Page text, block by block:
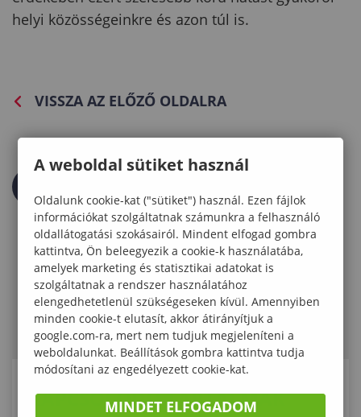
helyi közösségeinkre és azon túl is.
VISSZA AZ ELŐZŐ OLDALRA
KAPCSOLÓDÓ TARTALMAK
A weboldal sütiket használ
Oldalunk cookie-kat ("sütiket") használ. Ezen fájlok
információkat szolgáltatnak számunkra a felhasználó
oldallátogatási szokásairól. Mindent elfogad gombra
kattintva, Ön beleegyezik a cookie-k használatába,
amelyek marketing és statisztikai adatokat is
szolgáltatnak a rendszer használatához
elengedhetetlenül szükségeseken kívül. Amennyiben
minden cookie-t elutasít, akkor átirányítjuk a
google.com-ra, mert nem tudjuk megjeleníteni a
weboldalunkat. Beállítások gombra kattintva tudja
módosítani az engedélyezett cookie-kat.
MINDET ELFOGADOM